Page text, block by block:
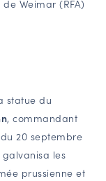
Grand Est
de Weimar (RFA)
statue du
, commandant
20 septembre
galvanisa les
prussienne et